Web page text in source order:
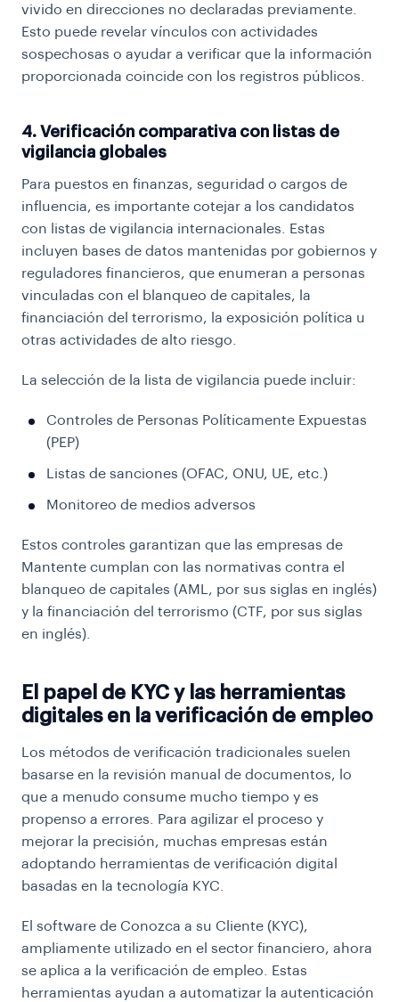
vivido en direcciones no declaradas previamente.
Esto puede revelar vínculos con actividades
sospechosas o ayudar a verificar que la información
proporcionada coincide con los registros públicos.
4. Verificación comparativa con listas de
vigilancia globales
Para puestos en finanzas, seguridad o cargos de
influencia, es importante cotejar a los candidatos
con listas de vigilancia internacionales. Estas
incluyen bases de datos mantenidas por gobiernos y
reguladores financieros, que enumeran a personas
vinculadas con el blanqueo de capitales, la
financiación del terrorismo, la exposición política u
otras actividades de alto riesgo.
La selección de la lista de vigilancia puede incluir:
Controles de Personas Políticamente Expuestas
(PEP)
Listas de sanciones (OFAC, ONU, UE, etc.)
Monitoreo de medios adversos
Estos controles garantizan que las empresas de
Mantente cumplan con las normativas contra el
blanqueo de capitales (AML, por sus siglas en inglés)
y la financiación del terrorismo (CTF, por sus siglas
en inglés).
El papel de KYC y las herramientas
digitales en la verificación de empleo
Los métodos de verificación tradicionales suelen
basarse en la revisión manual de documentos, lo
que a menudo consume mucho tiempo y es
propenso a errores. Para agilizar el proceso y
mejorar la precisión, muchas empresas están
adoptando herramientas de verificación digital
basadas en la tecnología KYC.
El software de Conozca a su Cliente (KYC),
ampliamente utilizado en el sector financiero, ahora
se aplica a la verificación de empleo. Estas
herramientas ayudan a automatizar la autenticación